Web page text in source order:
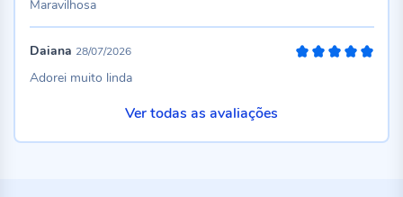
Maravilhosa
Daiana 28/07/2026
Adorei muito linda
Ver todas as avaliações